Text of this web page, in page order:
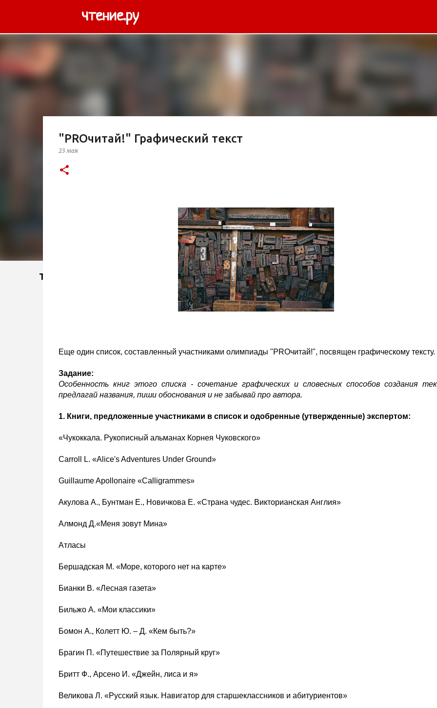
чтение.ру
Тэги
"PROчитай!" Графический текст
23 мая
Еще один список, составленный участниками олимпиады "PROчитай!", посвящен графическому тексту.
Задание:
Особенность книг этого списка - сочетание графических и словесных способов создания
предлагай названия, пиши обоснования и не забывай про автора.
1. Книги, предложенные участниками в список и одобренные (утвержденные) экспертом:
«Чукоккала. Рукописный альманах Корнея Чуковского»
Carroll L. «Alice's Adventures Under Ground»
Guillaume Apollonaire «Calligrammes»
Акулова А., Бунтман Е., Новичкова Е. «Страна чудес. Викторианская Англия»
Алмонд Д.«Меня зовут Мина»
Атласы
Бершадская М. «Море, которого нет на карте»
Бианки В. «Лесная газета»
Бильжо А. «Мои классики»
Бомон А., Колетт Ю. – Д. «Кем быть?»
Брагин П. «Путешествие за Полярный круг»
Бритт Ф., Арсено И. «Джейн, лиса и я»
Великова Л. «Русский язык. Навигатор для старшеклассников и абитуриентов»